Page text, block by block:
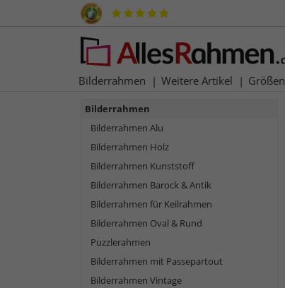
Bilderrahmen Weitere Artikel Größen
Bilderrahmen
Bilderrahmen Alu
Bilderrahmen Holz
Bilderrahmen Kunststoff
Bilderrahmen Barock & Antik
Bilderrahmen für Keilrahmen
Bilderrahmen Oval & Rund
Puzzlerahmen
Bilderrahmen mit Passepartout
Bilderrahmen Vintage